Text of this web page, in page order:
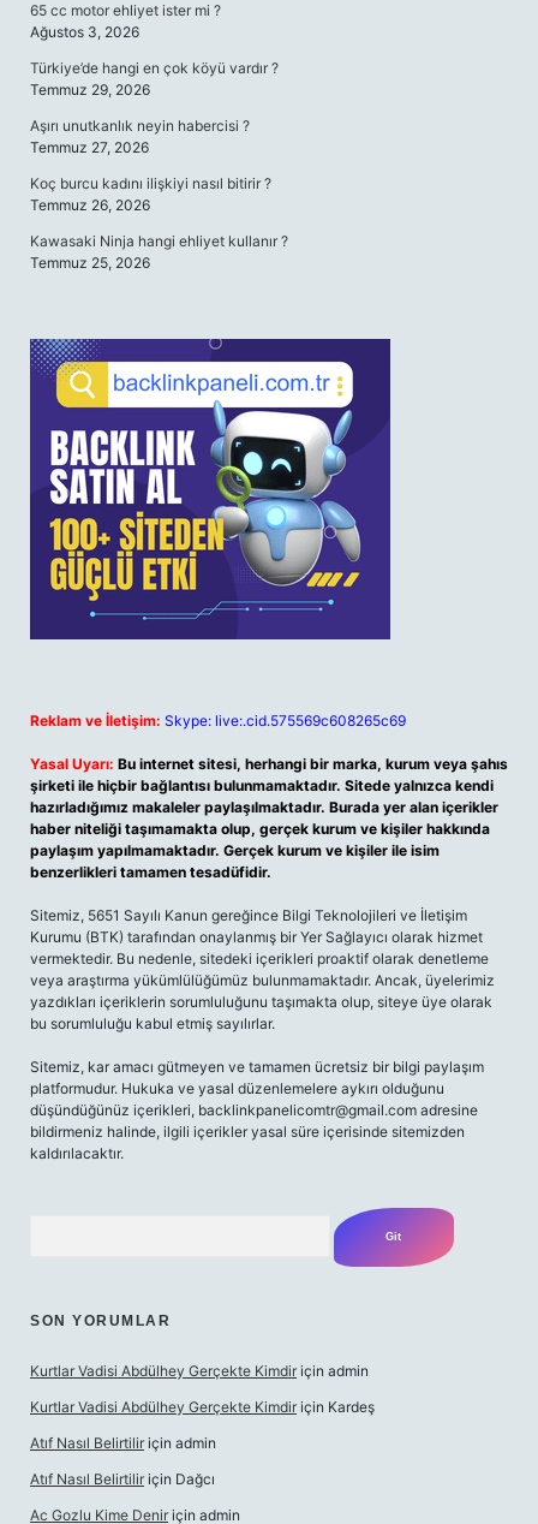
65 cc motor ehliyet ister mi ?
Ağustos 3, 2026
Türkiye’de hangi en çok köyü vardır ?
Temmuz 29, 2026
Aşırı unutkanlık neyin habercisi ?
Temmuz 27, 2026
Koç burcu kadını ilişkiyi nasıl bitirir ?
Temmuz 26, 2026
Kawasaki Ninja hangi ehliyet kullanır ?
Temmuz 25, 2026
Reklam ve İletişim: Skype: live:.cid.575569c608265c69
Yasal Uyarı: Bu internet sitesi, herhangi bir marka, kurum veya şahıs
şirketi ile hiçbir bağlantısı bulunmamaktadır. Sitede yalnızca kendi
hazırladığımız makaleler paylaşılmaktadır. Burada yer alan içerikler
haber niteliği taşımamakta olup, gerçek kurum ve kişiler hakkında
paylaşım yapılmamaktadır. Gerçek kurum ve kişiler ile isim
benzerlikleri tamamen tesadüfidir.
Sitemiz, 5651 Sayılı Kanun gereğince Bilgi Teknolojileri ve İletişim
Kurumu (BTK) tarafından onaylanmış bir Yer Sağlayıcı olarak hizmet
vermektedir. Bu nedenle, sitedeki içerikleri proaktif olarak denetleme
veya araştırma yükümlülüğümüz bulunmamaktadır. Ancak, üyelerimiz
yazdıkları içeriklerin sorumluluğunu taşımakta olup, siteye üye olarak
bu sorumluluğu kabul etmiş sayılırlar.
Sitemiz, kar amacı gütmeyen ve tamamen ücretsiz bir bilgi paylaşım
platformudur. Hukuka ve yasal düzenlemelere aykırı olduğunu
düşündüğünüz içerikleri, backlinkpanelicomtr@gmail.com adresine
bildirmeniz halinde, ilgili içerikler yasal süre içerisinde sitemizden
kaldırılacaktır.
SON YORUMLAR
Kurtlar Vadisi Abdülhey Gerçekte Kimdir için admin
Kurtlar Vadisi Abdülhey Gerçekte Kimdir için Kardeş
Atıf Nasıl Belirtilir için admin
Atıf Nasıl Belirtilir için Dağcı
Ac Gozlu Kime Denir için admin